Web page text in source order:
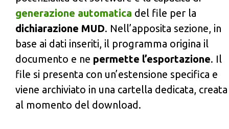
generazione automatica del file per la
dichiarazione MUD. Nell’apposita sezione, in
base ai dati inseriti, il programma origina il
documento e ne permette l’esportazione. Il
file si presenta con un’estensione specifica e
viene archiviato in una cartella dedicata, creata
al momento del download.